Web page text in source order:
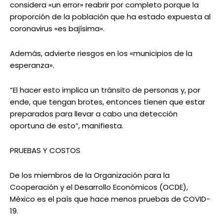
considera «un error» reabrir por completo porque la
proporción de la población que ha estado expuesta al
coronavirus «es bajísima».
Además, advierte riesgos en los «municipios de la
esperanza».
“El hacer esto implica un tránsito de personas y, por
ende, que tengan brotes, entonces tienen que estar
preparados para llevar a cabo una detección
oportuna de esto”, manifiesta.
PRUEBAS Y COSTOS
De los miembros de la Organización para la
Cooperación y el Desarrollo Económicos (OCDE),
México es el país que hace menos pruebas de COVID-
19.